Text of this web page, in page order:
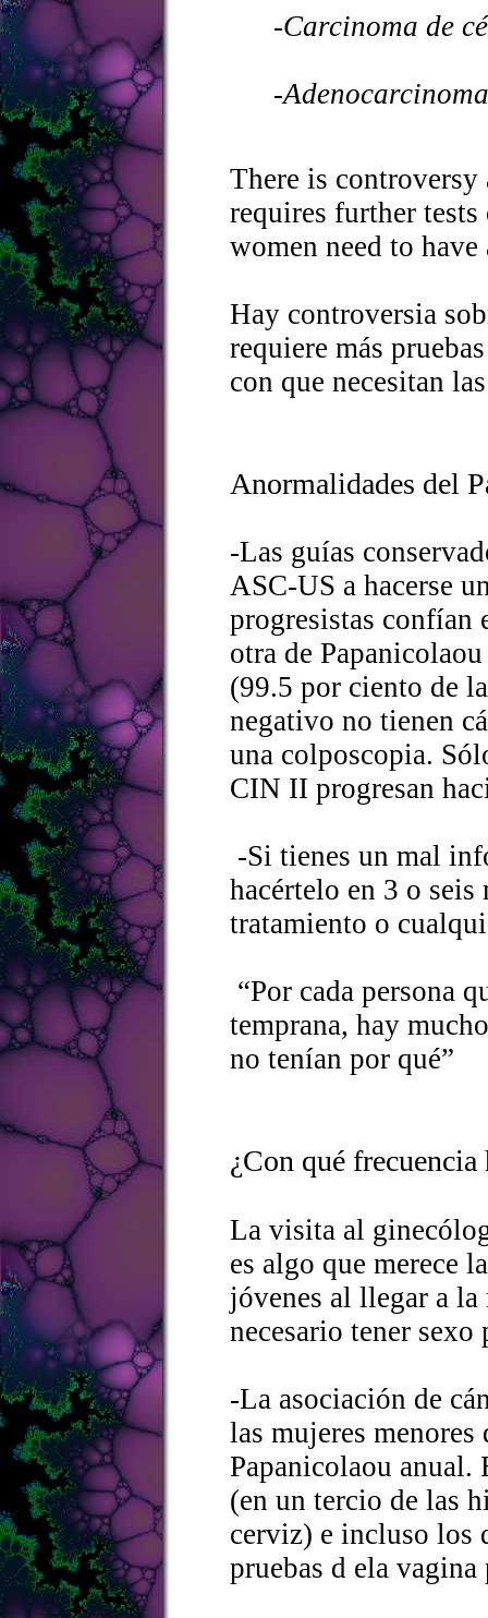
-Carcinoma de
-
There is
requires further
women need to have
Hay controversia
requiere más
con que necesitan
Anormalidades del
-Las guías
ASC-US a hacerse
progresistas confían
otra de
(99.5 por ciento de
negativo no tienen
una colposcopia.
CIN II progresan
-Si tienes un mal
hacértelo en 3 o seis
tratamiento o
“Por cada persona
temprana, hay
no tenían por qué”
¿Con qué frecuencia
La visita al
es algo que merece
jóvenes al llegar a la
necesario tener
-La asociación de
las mujeres menores
Papanicolaou anual.
(en un tercio de las
cerviz) e incluso los
pruebas d ela